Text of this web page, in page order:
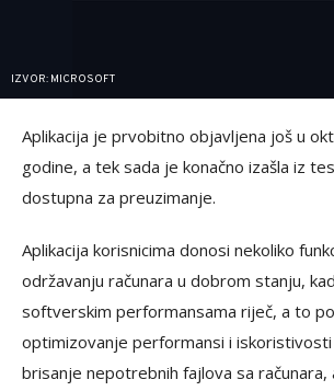
IZVOR: MICROSOFT
Aplikacija je prvobitno objavljena još u
godine, a tek sada je konačno izašla iz
dostupna za preuzimanje.
Aplikacija korisnicima donosi nekoliko
održavanju računara u dobrom stanju,
softverskim performansama riječ, a to
optimizovanje performansi i
brisanje nepotrebnih fajlova sa računara,